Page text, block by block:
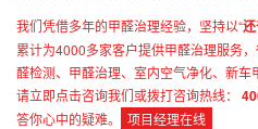
我们凭借多年的甲醛治理经验，坚持以“
累计为4000多家客户提供甲醛治理服务
醛检测、甲醛治理、室内空气净化、新车
请立即点击咨询我们或拨打咨询热线：
答你心中的疑难。
项目经理在线